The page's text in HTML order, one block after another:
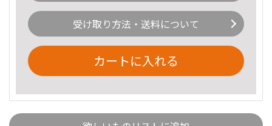
受け取り方法・送料について
カートに入れる